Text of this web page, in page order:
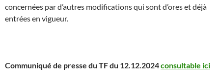
concernées par d’autres modifications qui sont d’ores et déjà
entrées en vigueur.
Communiqué de presse du TF du 12.12.2024consultable ici